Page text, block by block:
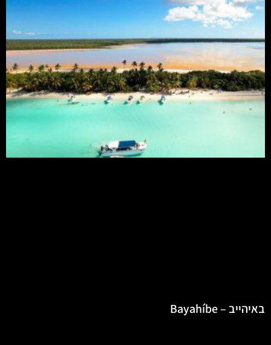
באיהייב – Bayahíbe